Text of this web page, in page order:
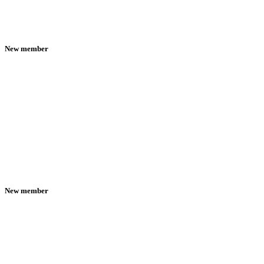
New member
New member